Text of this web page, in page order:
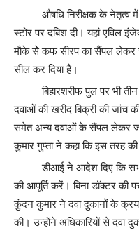
औषधि निरीक्षक के नेतृत्व
स्टोर पर दबिश दी। यहां एविल
मौके सेे कफ सीरप का सैंपल लेकर
सील कर दिया है।
बिहारशरीफ पुल पर भी
दवाओं की खरीद बिक्री की जांच
समेत अन्य दवाओं के सैंपल लेकर
कुमार गुप्ता ने कहा कि इस तरह की
डीआई ने आदेश दिए कि
की आपूर्ति करें। बिना डॉक्टर की
कुंदन कुमार ने दवा दुकानों के
की। उन्होंने अधिकारियों से दवा